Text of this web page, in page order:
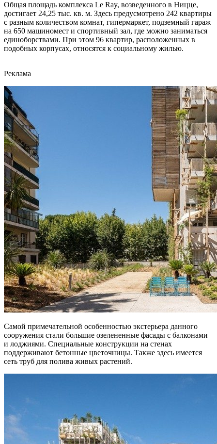
Общая площадь комплекса Le Ray, возведенного в Ницце,
достигает 24,25 тыс. кв. м. Здесь предусмотрено 242 квартиры
с разным количеством комнат, гипермаркет, подземный гараж
на 650 машиномест и спортивный зал, где можно заниматься
единоборствами. При этом 96 квартир, расположенных в
подобных корпусах, относятся к социальному жилью.
Реклама
Самой примечательной особенностью экстерьера данного
сооружения стали большие озелененные фасады с балконами
и лоджиями. Специальные конструкции на стенах
поддерживают бетонные цветочницы. Также здесь имеется
сеть труб для полива живых растений.